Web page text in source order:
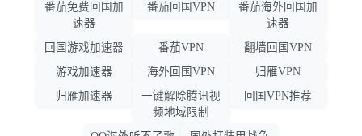
番茄免费回国加
速器
番茄回国VPN
番茄海外回国加
速器
回国游戏加速器
番茄VPN
翻墙回国VPN
游戏加速器
海外回国VPN
归雁VPN
归雁加速器
一键解除腾讯视
频地域限制
回国VPN推荐